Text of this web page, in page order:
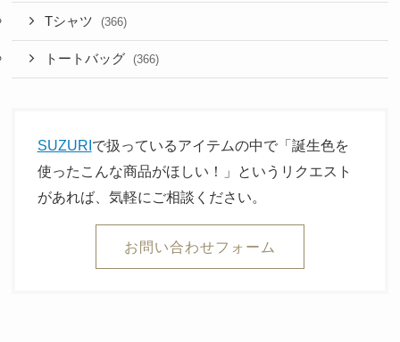
Tシャツ (366)
トートバッグ (366)
SUZURIで扱っているアイテムの中で「誕生色を
使ったこんな商品がほしい！」というリクエスト
があれば、気軽にご相談ください。
お問い合わせフォーム